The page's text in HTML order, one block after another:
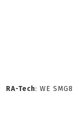
RA-Tech: WE